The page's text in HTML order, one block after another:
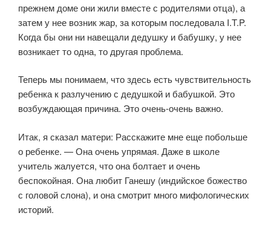
прежнем доме они жили вместе с родителями отца), а
затем у нее возник жар, за которым последовала I.T.P.
Когда бы они ни навещали дедушку и бабушку, у нее
возникает то одна, то другая проблема.
Теперь мы понимаем, что здесь есть чувствительность
ребенка к разлучению с дедушкой и бабушкой. Это
возбуждающая причина. Это очень-очень важно.
Итак, я сказал матери: Расскажите мне еще побольше
о ребенке. — Она очень упрямая. Даже в школе
учитель жалуется, что она болтает и очень
беспокойная. Она любит Ганешу (индийское божество
с головой слона), и она смотрит много мифологических
историй.